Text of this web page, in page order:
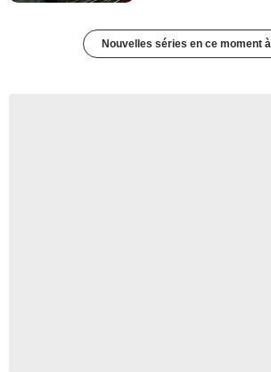
Nouvelles séries en ce moment